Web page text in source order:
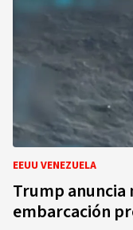
EEUU VENEZUELA
Trump
embarcación